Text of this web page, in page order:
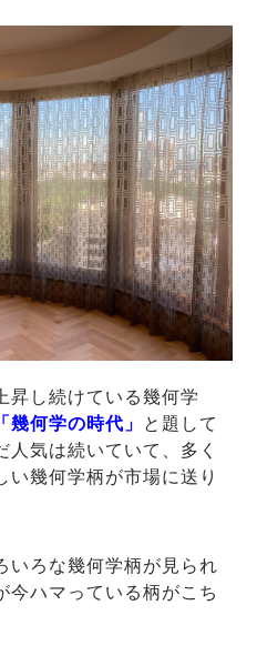
昇し続けている幾何学
「幾何学の時代」 と題して
気は続いていて、多く
幾何学柄が市場に送り
いろな幾何学柄が見られ
今ハマっている柄がこち